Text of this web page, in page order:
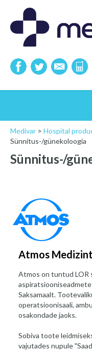
Medivar > Hospital
Sünnitus-/günekoloogia
Sünnitus-/
Atmos
Atmos on tuntud LOR
Saksamaalt.
operatsioonisaali,
osakondade jaoks.
Sobiva toote
vajutades nupule